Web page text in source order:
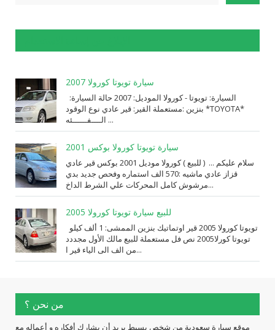
سيارة تويوتا كورولا 2007
⁨مستعملة⁩ القير: ⁨قير عادي⁩ نوع الوقود: ⁨بنزين⁩ *TOYOTA*
الــــفــــــئه ...
سيارة تويوتا كورولا بوكس 2001
سلام عليكم ... ( للبيع ) كورولا موديل 2001 بوكس قير عادي
قزاز عادي ماشيه :570 الف استماره وفحص جديد بدي
مرشوش كامل المحركات علي الشرط الداخ...
للبيع سيارة تويوتا كورولا 2005
تويوتا كورلا2005 نص فل مستعملة للبيع مالك الأول مجددد
من الف الى الياء قير ا...
من نحن ؟
موقع سيارة سعودية من شخص بسيط يريد أن يشارك أفكاره و أعماله مع